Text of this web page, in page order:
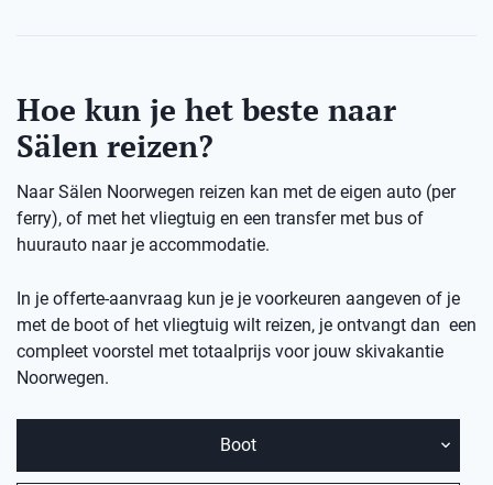
Hoe kun je het beste naar
Sälen reizen?
Naar Sälen Noorwegen reizen kan met de eigen auto (per
ferry), of met het vliegtuig en een transfer met bus of
huurauto naar je accommodatie.
In je offerte-aanvraag kun je je voorkeuren aangeven of je
met de boot of het vliegtuig wilt reizen, je ontvangt dan een
compleet voorstel met totaalprijs voor jouw skivakantie
Noorwegen.
Boot